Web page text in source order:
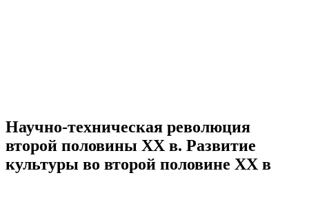
Научно-техническая революция
второй половины ХХ в. Развитие
культуры во второй половине ХХ в